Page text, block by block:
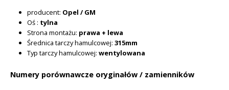
producent: Opel / GM
Oś : tylna
Strona montażu: prawa + lewa
Średnica tarczy hamulcowej:315mm
Typ tarczy hamulcowej:wentylowana
Numery porównawcze oryginałów / zamienników